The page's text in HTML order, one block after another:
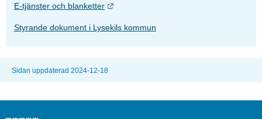
E-tjänster och blanketter Länk till annan webbplats.
Styrande dokument i Lysekils kommun
Sidan uppdaterad 2024-12-18